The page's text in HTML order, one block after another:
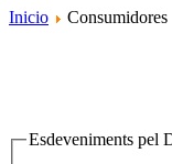
Inicio
Consumidores
Esdeveniments pel